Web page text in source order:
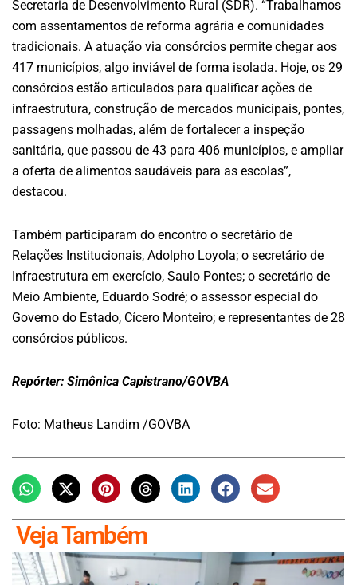
Secretaria de Desenvolvimento Rural (SDR). “Trabalhamos
com assentamentos de reforma agrária e comunidades
tradicionais. A atuação via consórcios permite chegar aos
417 municípios, algo inviável de forma isolada. Hoje, os 29
consórcios estão articulados para qualificar ações de
infraestrutura, construção de mercados municipais, pontes,
passagens molhadas, além de fortalecer a inspeção
sanitária, que passou de 43 para 406 municípios, e ampliar
a oferta de alimentos saudáveis para as escolas”,
destacou.
Também participaram do encontro o secretário de
Relações Institucionais, Adolpho Loyola; o secretário de
Infraestrutura em exercício, Saulo Pontes; o secretário de
Meio Ambiente, Eduardo Sodré; o assessor especial do
Governo do Estado, Cícero Monteiro; e representantes de 28
consórcios públicos.
Repórter: Simônica Capistrano/GOVBA
Foto: Matheus Landim /GOVBA
Veja Também